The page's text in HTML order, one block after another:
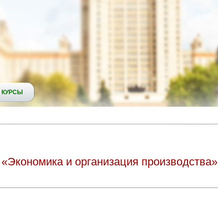
и организация производства»